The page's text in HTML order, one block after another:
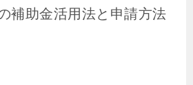
補助金活用法と申請方法